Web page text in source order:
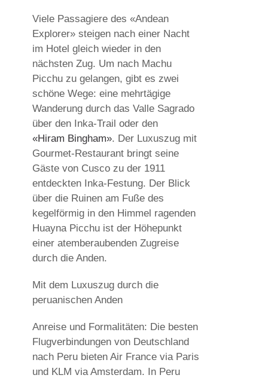
Viele Passagiere des «Andean
Explorer» steigen nach einer Nacht
im Hotel gleich wieder in den
nächsten Zug. Um nach Machu
Picchu zu gelangen, gibt es zwei
schöne Wege: eine mehrtägige
Wanderung durch das Valle Sagrado
über den Inka-Trail oder den
«Hiram Bingham». Der Luxuszug mit
Gourmet-Restaurant bringt seine
Gäste von Cusco zu der 1911
entdeckten Inka-Festung. Der Blick
über die Ruinen am Fuße des
kegelförmig in den Himmel ragenden
Huayna Picchu ist der Höhepunkt
einer atemberaubenden Zugreise
durch die Anden.
Mit dem Luxuszug durch die
peruanischen Anden
Anreise und Formalitäten: Die besten
Flugverbindungen von Deutschland
nach Peru bieten Air France via Paris
und KLM via Amsterdam. In Peru